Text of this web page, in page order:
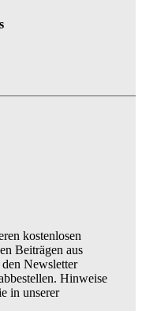
kostenlosen
Beiträgen aus
Newsletter
Hinweise
in unserer